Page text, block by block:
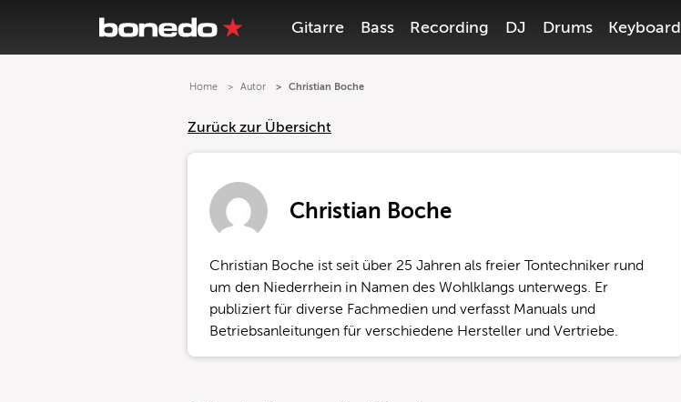
Gitarre Bass Recording DJ Drums Keyboard
Home Autor Christian Boche
Zurück zur Übersicht
Christian Boche
Christian Boche ist seit über 25 Jahren als freier Tontechniker rund
um den Niederrhein in Namen des Wohlklangs unterwegs. Er
publiziert für diverse Fachmedien und verfasst Manuals und
Betriebsanleitungen für verschiedene Hersteller und Vertriebe.